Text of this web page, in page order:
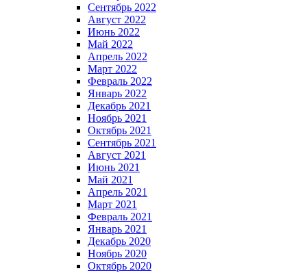
Сентябрь 2022
Август 2022
Июнь 2022
Май 2022
Апрель 2022
Март 2022
Февраль 2022
Январь 2022
Декабрь 2021
Ноябрь 2021
Октябрь 2021
Сентябрь 2021
Август 2021
Июнь 2021
Май 2021
Апрель 2021
Март 2021
Февраль 2021
Январь 2021
Декабрь 2020
Ноябрь 2020
Октябрь 2020